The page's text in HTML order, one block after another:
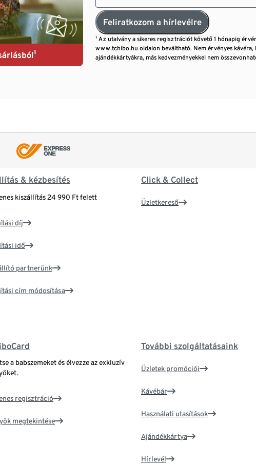
Feliratkozom a hírlevélre
¹ Az utalvány a sikeres regisztrációt követő 1 hónapig
www.tchibo.hu oldalon beváltható. Nem érvényes kávéra,
ajándékkártyákra, más kedvezményekkel nem
& kézbesítés
kiszállítás 24 990 Ft felett
díj
idő
partnerünk
cím módosítása
Click & Collect
Üzletkereső
a babszemeket és élvezze az exkluzív
regisztráció
megtekintése
További szolgáltatásaink
Üzletek promóciói
Kávébár
Használati utasítások
Ajándékkártya
Hírlevél